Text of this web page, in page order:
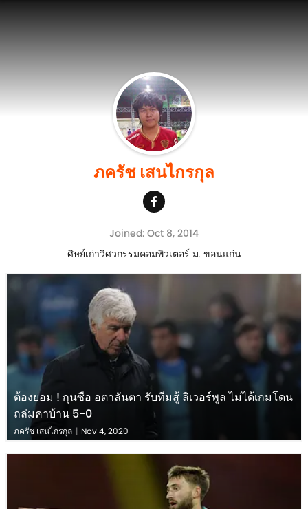
ภครัช เสนไกรกุล
Joined: Oct 8, 2014
ศิษย์เก่าวิศวกรรมคอมพิวเตอร์ ม. ขอนแก่น
ต้องยอม ! กุนซือ อตาลันตา รับทีมสู้ ลิเวอร์พูล ไม่ได้เกมโดน
ถล่มคาบ้าน 5-0
ภครัช เสนไกรกุล | Nov 4, 2020